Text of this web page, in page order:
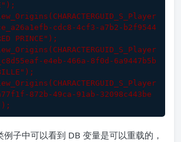
cdc8-4cf3-a7b2-b2f9544
PRINCE");
e4eb-466a- 8f0d- 6a9447b5b
872 b-49ca- 91ab- 32098c443be
子中可以看到 DB 变量是可以重载的，